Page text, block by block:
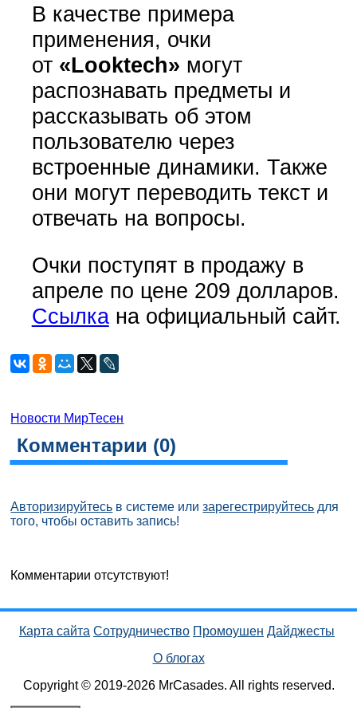
В качестве примера
применения, очки
от «Looktech» могут
распознавать предметы и
рассказывать об этом
пользователю через
встроенные динамики. Также
они могут переводить текст и
отвечать на вопросы.
Очки поступят в продажу в
апреле по цене 209 долларов.
Ссылкана официальный сайт.
Новости МирТесен
Комментарии (0)
Авторизируйтесь в системе илизарегестрируйтесь для
того, чтобы оставить запись!
Комментарии отсутствуют!
Карта сайта Сотрудничество Промоушен Дайджесты
О блогах
Copyright © 2019-2026 MrCasades. All rights reserved.